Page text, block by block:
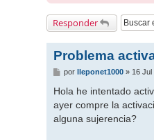
Responder
Problema
M
n
a
j
e
porlleponet1000 » 16 Jul
Hola he intentado
ayer compre la
alguna sujerencia?